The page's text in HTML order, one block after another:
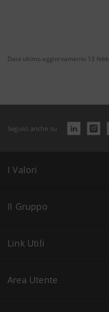
Data ultimo aggiornamento 13
Seguici anche su
I Valori
Il Gruppo
Link Utili
Area Utente